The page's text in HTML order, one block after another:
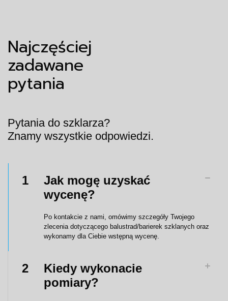
Najczęściej
zadawane
pytania
Pytania do szklarza?
Znamy wszystkie odpowiedzi.
1
Jak mogę uzyskać
wycenę?
Po kontakcie z nami, omówimy szczegóły Twojego
zlecenia dotyczącego balustrad/barierek szklanych oraz
wykonamy dla Ciebie wstępną wycenę.
2
Kiedy wykonacie
pomiary?